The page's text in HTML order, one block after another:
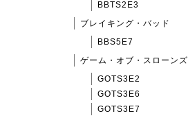
BBTS2E3
ブレイキング・バッド
BBS5E7
ゲーム・オブ・スローンズ
GOTS3E2
GOTS3E6
GOTS3E7